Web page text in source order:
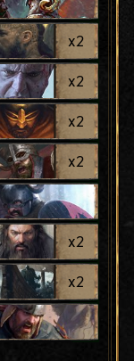
x2
x2
x2
x2
x2
x2